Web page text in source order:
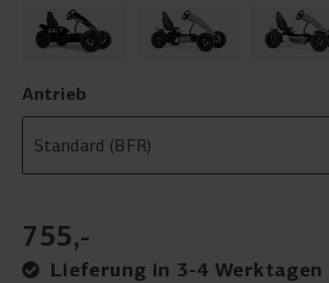
Antrieb
755,-
Lieferung in 3-4 Werktagen